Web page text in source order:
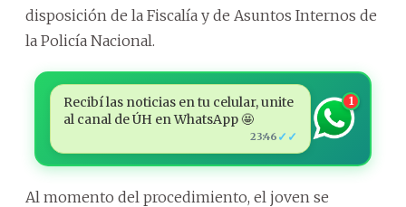
disposición de la Fiscalía y de Asuntos Internos de
la Policía Nacional.
Recibí las noticias en tu celular, unite
al canal de ÚH en WhatsApp 🤩
23:46 ✓✓
1
Al momento del procedimiento, el joven se